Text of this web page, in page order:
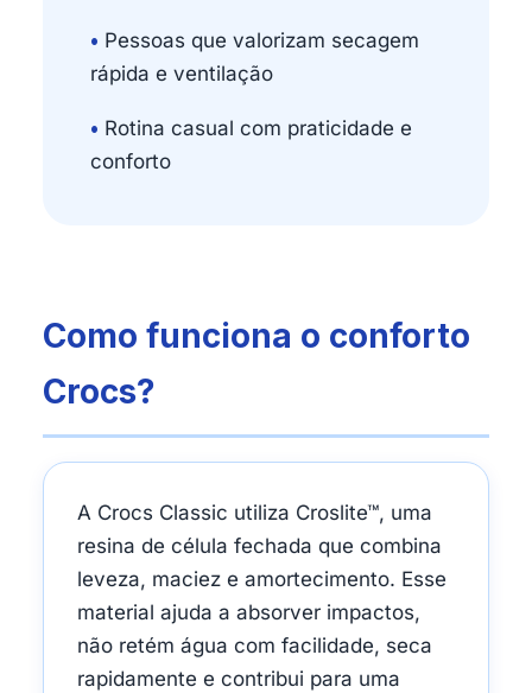
• Pessoas que valorizam secagem
rápida e ventilação
• Rotina casual com praticidade e
conforto
Como funciona o conforto
Crocs?
A Crocs Classic utiliza Croslite™, uma
resina de célula fechada que combina
leveza, maciez e amortecimento. Esse
material ajuda a absorver impactos,
não retém água com facilidade, seca
rapidamente e contribui para uma